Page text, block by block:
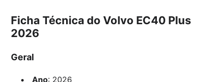
Ficha Técnica do Volvo EC40 Plus
2026
Geral
Ano: 2026